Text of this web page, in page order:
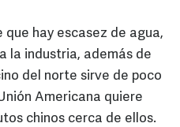
hay escasez de agua,
la industria, además de
del norte sirve de poco
Americana quiere
chinos cerca de ellos.